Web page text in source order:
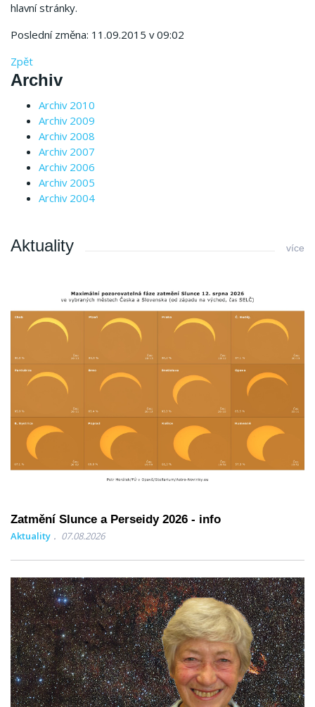
hlavní stránky.
Poslední změna: 11.09.2015 v 09:02
Zpět
Archiv
Archiv 2010
Archiv 2009
Archiv 2008
Archiv 2007
Archiv 2006
Archiv 2005
Archiv 2004
Aktuality více
Zatmění Slunce a Perseidy 2026 - info
Aktuality 07.08.2026